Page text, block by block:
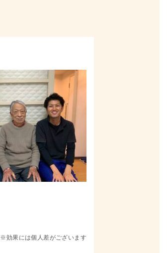
※効果には個人差がございます